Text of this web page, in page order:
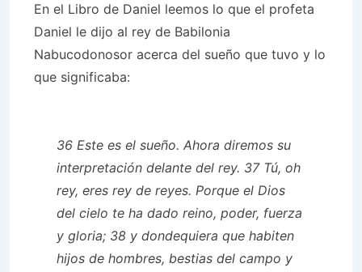
En el Libro de Daniel leemos lo que el profeta
Daniel le dijo al rey de Babilonia
Nabucodonosor acerca del sueño que tuvo y lo
que significaba:
36 Este es el sueño. Ahora diremos su
interpretación delante del rey. 37 Tú, oh
rey, eres rey de reyes. Porque el Dios
del cielo te ha dado reino, poder, fuerza
y ​​gloria; 38 y dondequiera que habiten
hijos de hombres, bestias del campo y